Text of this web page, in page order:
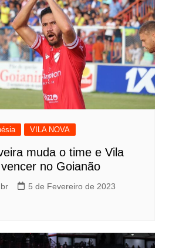
VILA NOVA
muda o time e Vila
no Goianão
5 de Fevereiro de 2023